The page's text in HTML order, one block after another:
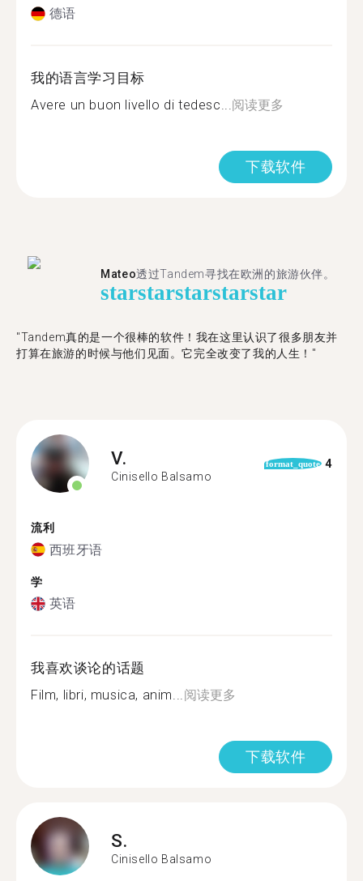
德语
我的语言学习目标
Avere un buon livello di tedesc...阅读更多
下载软件
Mateo透过Tandem寻找在欧洲的旅游伙伴。
starstarstarstarstar
"Tandem真的是一个很棒的软件！我在这里认识了很多朋友并
打算在旅游的时候与他们见面。它完全改变了我的人生！"
V.
Cinisello Balsamo
format_quote 4
流利
西班牙语
学
英语
我喜欢谈论的话题
Film, libri, musica, anim...阅读更多
下载软件
S.
Cinisello Balsamo